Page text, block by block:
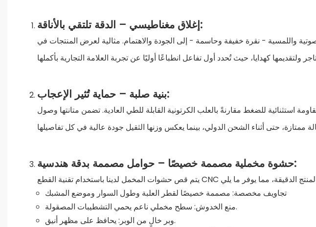
إغلاق مغناطيسي – الدقة تلتقي بالأناقة:
واللمسية - نقرة خفيفة وحاسمة - إلى الجودة والاهتمام. مثالية لعرض المنتجات في
بنية صلبة – حماية تُثير الإعجاب:
سميك يتراوح بين 2.5 و3 ملم، توفر هذه العلبة مقاومة استثنائية للضغط مقارنةً بالعلب الكرتونية القابلة للطي العادية. تضمن متانتها وصول
حشوة مخملية مصممة خصيصًا – حوامل مصممة بدقة هندسية:
تجاويف مخصصة: مصممة خصيصًا لقطر العلبة وطول السوار وموضع المشبك
منع الخدوش: سطح مخملي ناعم يحمي التشطيبات المصقولة.
وبر خالٍ من الوبر: يحافظ على مظهر أنيق.